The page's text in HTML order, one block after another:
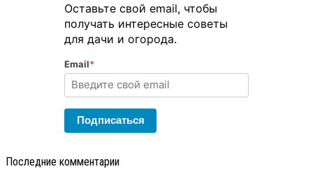
Оставьте свой email, чтобы
получать интересные советы
для дачи и огорода.
Email*
Подписаться
Последние комментарии